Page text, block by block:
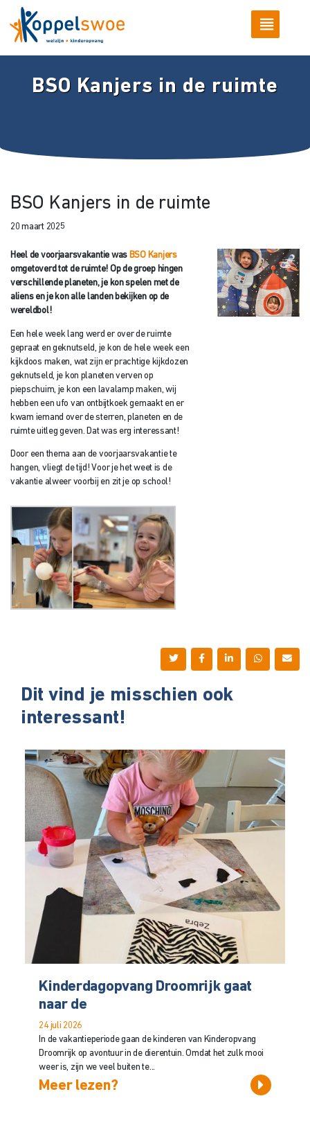
BSO Kanjers in de ruimte
BSO Kanjers in de ruimte
20 maart 2025
Heel de voorjaarsvakantie was BSO Kanjers
omgetoverd tot de ruimte! Op de groep hingen
verschillende planeten, je kon spelen met de
aliens en je kon alle landen bekijken op de
wereldbol!
Een hele week lang werd er over de ruimte
gepraat en geknutseld, je kon de hele week een
kijkdoos maken, wat zijn er prachtige kijkdozen
geknutseld, je kon planeten verven op
piepschuim, je kon een lavalamp maken, wij
hebben een ufo van ontbijtkoek gemaakt en er
kwam iemand over de sterren, planeten en de
ruimte uitleg geven. Dat was erg interessant!
Door een thema aan de voorjaarsvakantie te
hangen, vliegt de tijd! Voor je het weet is de
vakantie alweer voorbij en zit je op school!
Dit vind je misschien ook
interessant!
Kinderdagopvang Droomrijk gaat
naar de
24 juli 2026
In de vakantieperiode gaan de kinderen van Kinderopvang
Droomrijk op avontuur in de dierentuin. Omdat het zulk mooi
weer is, zijn we veel buiten te...
Meer lezen?